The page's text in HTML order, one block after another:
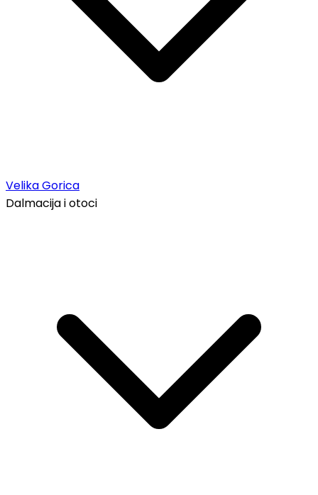
Velika Gorica
Dalmacija i otoci